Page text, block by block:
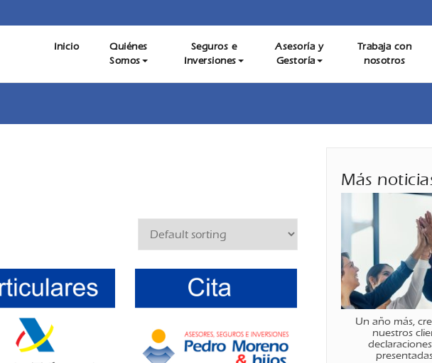
Moreno e hijos – Asesoría Gestoría
y Gestoría para Empresas, Autónomos y Particulares, Mediación Profesional de
Servicio de Asesoría Digital. Contáctanos
Inicio
Quiénes
Somos
Seguros e
Inversiones
Asesoría y
Gestoría
Trabaja con
nosotros
Más
Un año más,
nuestros